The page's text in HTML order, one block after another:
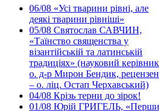
06/08 «Усі тварини рівні, але
деякі тварини рівніші»
05/08 Святослав САВЧИН,
«Таїнство священства у
візантійській та латинській
традиціях» (науковий
о. д-р Мирон Бендик,
– о. ліц. Остап Черхавський)
04/08 Крізь терни до зірок!
01/08 Юрій ГРИГЕЛЬ,